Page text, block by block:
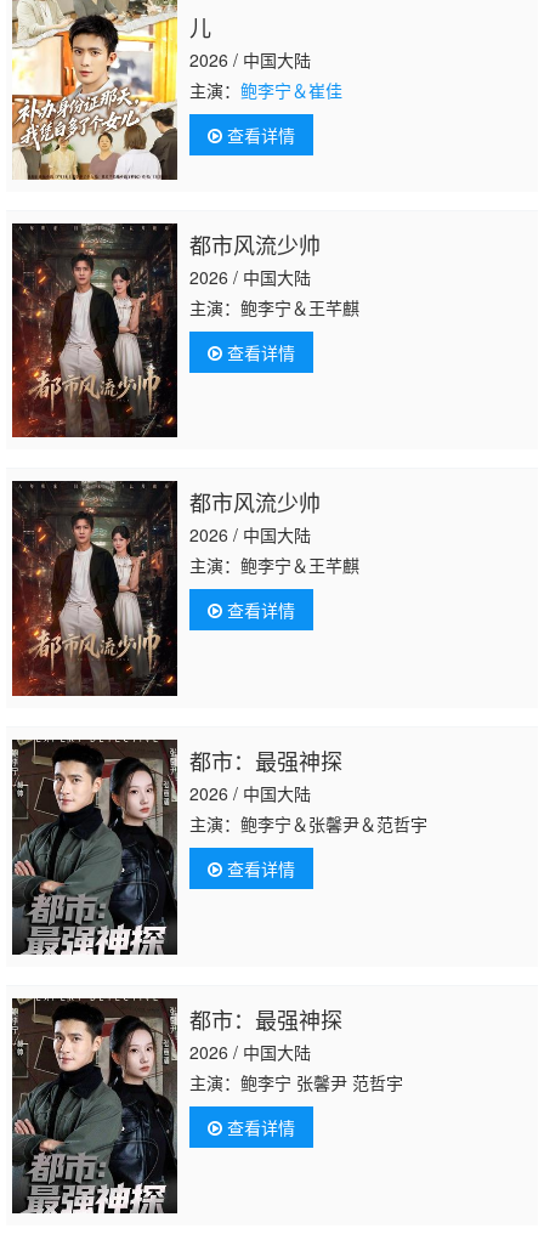
儿
2026 / 中国大陆
主演： 鲍李宁＆崔佳
查看详情
都市风流少帅
2026 / 中国大陆
主演：鲍李宁＆王芊麒
查看详情
都市风流少帅
2026 / 中国大陆
主演：鲍李宁＆王芊麒
查看详情
都市：最强神探
2026 / 中国大陆
主演：鲍李宁＆张馨尹＆范哲宇
查看详情
都市：最强神探
2026 / 中国大陆
主演：鲍李宁 张馨尹 范哲宇
查看详情